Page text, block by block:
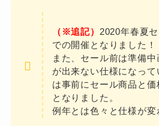
（※追記） 2020年春夏
での開催となりました！
また、セール前は準備
が出来ない仕様になっ
は事前にセール商品と
となりました。
例年とは色々と仕様が